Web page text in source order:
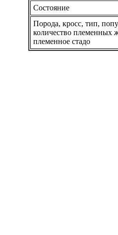
Состояние
Порода, кросс, тип,
количество племенных
племенное стадо